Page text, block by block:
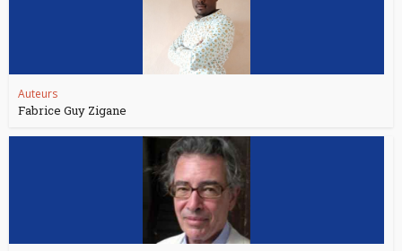
Auteurs
Fabrice Guy Zigane